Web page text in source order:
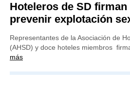
Hoteleros de SD
prevenir explotación
Representantes de la Asociación de
(AHSD) y doce hoteles miembros
más